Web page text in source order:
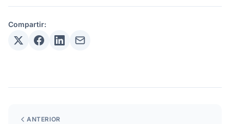
Compartir:
ANTERIOR